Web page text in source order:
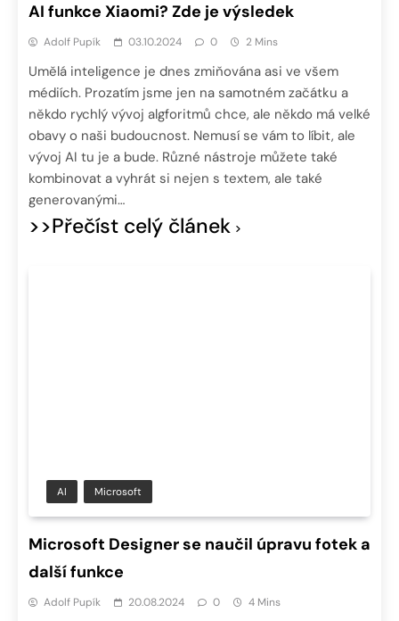
AI funkce Xiaomi? Zde je výsledek
Adolf Pupík 03.10.2024 0 2 Mins
Umělá inteligence je dnes zmiňována asi ve všem
médiích. Prozatím jsme jen na samotném začátku a
někdo rychlý vývoj algforitmů chce, ale někdo má velké
obavy o naši budoucnost. Nemusí se vám to líbit, ale
vývoj AI tu je a bude. Různé nástroje můžete také
kombinovat a vyhrát si nejen s textem, ale také
generovanými…
>>Přečíst celý článek
AI Microsoft
Microsoft Designer se naučil úpravu fotek a
další funkce
Adolf Pupík 20.08.2024 0 4 Mins